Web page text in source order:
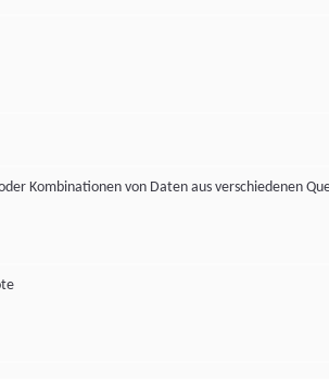
Kombinationen von Daten aus verschiedenen